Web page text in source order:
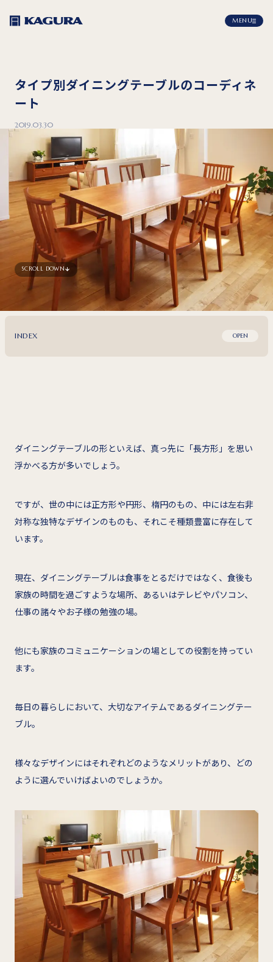
MENU
タイプ別ダイニングテーブルのコーディネ
ート
2019.03.30
SCROLL DOWN
INDEX OPEN
ダイニングテーブルの形といえば、真っ先に「長方形」を思い
浮かべる方が多いでしょう。
ですが、世の中には正方形や円形、楕円のもの、中には左右非
対称な独特なデザインのものも、それこそ種類豊富に存在して
います。
現在、ダイニングテーブルは食事をとるだけではなく、食後も
家族の時間を過ごすような場所、あるいはテレビやパソコン、
仕事の諸々やお子様の勉強の場。
他にも家族のコミュニケーションの場としての役割を持ってい
ます。
毎日の暮らしにおいて、大切なアイテムであるダイニングテー
ブル。
様々なデザインにはそれぞれどのようなメリットがあり、どの
ように選んでいけばよいのでしょうか。